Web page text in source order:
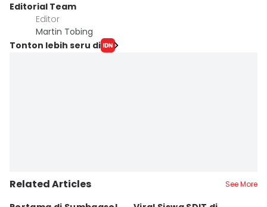
Editorial Team
Editor
Martin Tobing
Tonton lebih seru di
Related Articles See More